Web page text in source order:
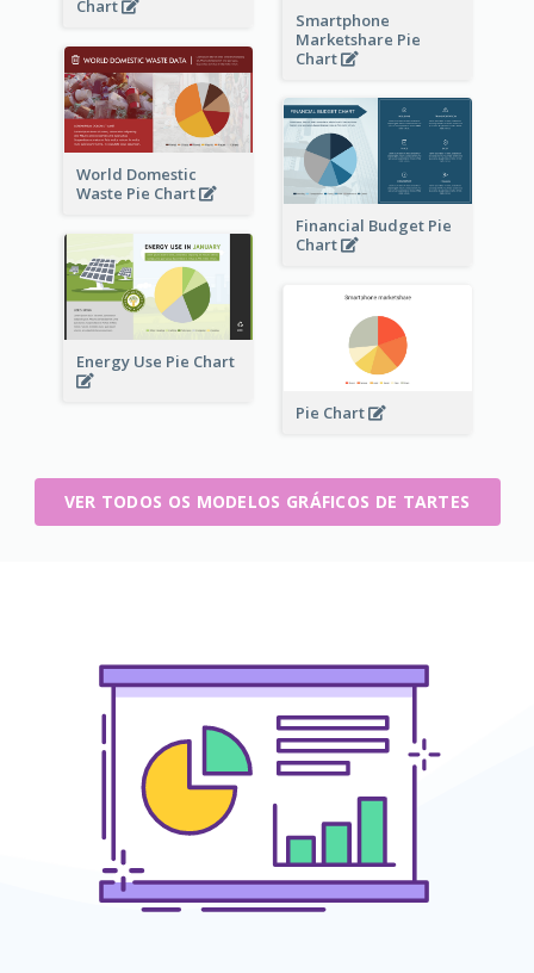
Chart
Smartphone
Marketshare Pie
Chart
World Domestic
Waste Pie Chart
Financial Budget Pie
Chart
Energy Use Pie Chart
Pie Chart
VER TODOS OS MODELOS GRÁFICOS DE TARTES